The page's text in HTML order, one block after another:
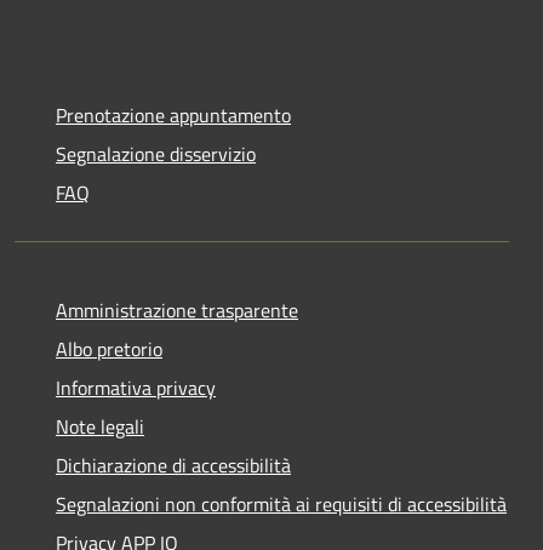
Prenotazione appuntamento
Segnalazione disservizio
FAQ
Amministrazione trasparente
Albo pretorio
Informativa privacy
Note legali
Dichiarazione di accessibilità
Segnalazioni non conformità ai requisiti di accessibilità
Privacy APP IO